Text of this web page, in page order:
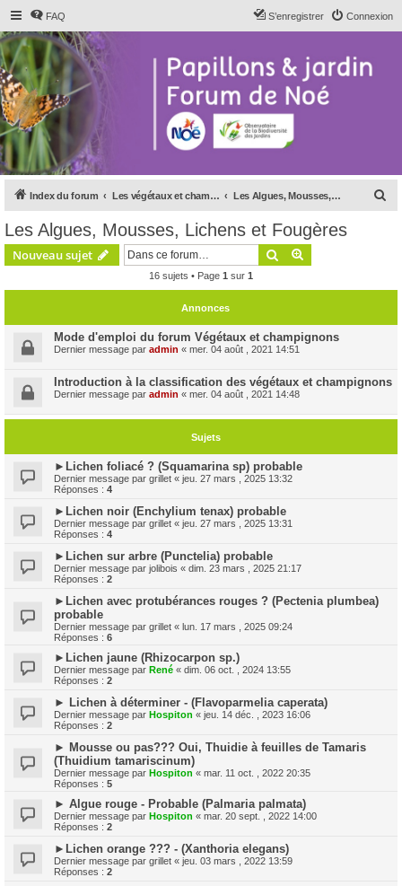
FAQ Connexion
S’enregistrer
Index du forum Les végétaux et champignons Les Algues, Mousses, Lichens et Fougères
c
r
Les Algues, Mousses, Lichens et Fougères
Nouveau sujet Rechercher
16 sujets • Page 1 sur 1
Annonces
Mode d'emploi du forum Végétaux et champignons
Dernier message par admin « mer. 04 août , 2021 14:51
Introduction à la classification des végétaux et champignons
Dernier message par admin « mer. 04 août , 2021 14:48
Sujets
►Lichen foliacé ? (Squamarina sp) probable
Dernier message par grillet « jeu. 27 mars , 2025 13:32
Réponses : 4
►Lichen noir (Enchylium tenax) probable
Dernier message par grillet « jeu. 27 mars , 2025 13:31
Réponses : 4
►Lichen sur arbre (Punctelia) probable
Dernier message par jolibois « dim. 23 mars , 2025 21:17
Réponses : 2
►Lichen avec protubérances rouges ? (Pectenia plumbea)
probable
Dernier message par grillet « lun. 17 mars , 2025 09:24
Réponses : 6
►Lichen jaune (Rhizocarpon sp.)
Dernier message par René « dim. 06 oct. , 2024 13:55
Réponses : 2
► Lichen à déterminer - (Flavoparmelia caperata)
Dernier message par Hospiton « jeu. 14 déc. , 2023 16:06
Réponses : 2
► Mousse ou pas??? Oui, Thuidie à feuilles de Tamaris
(Thuidium tamariscinum)
Dernier message par Hospiton « mar. 11 oct. , 2022 20:35
Réponses : 5
► Algue rouge - Probable (Palmaria palmata)
Dernier message par Hospiton « mar. 20 sept. , 2022 14:00
Réponses : 2
►Lichen orange ??? - (Xanthoria elegans)
Dernier message par grillet « jeu. 03 mars , 2022 13:59
Réponses : 2